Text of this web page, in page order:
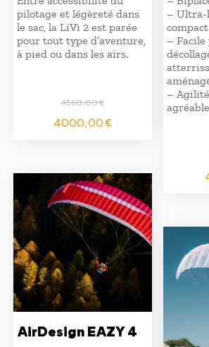
pilotage et légèreté dans
le sac, la LiVi 2 est parée
pour tout type d’aventure,
à pied ou dans les airs.
4560,00€
Le
4560,00 €.
4000,00€Le
4000,00 €.
– Ultra-
compact
– Facile
–
agréable
AirDesign EAZY 4